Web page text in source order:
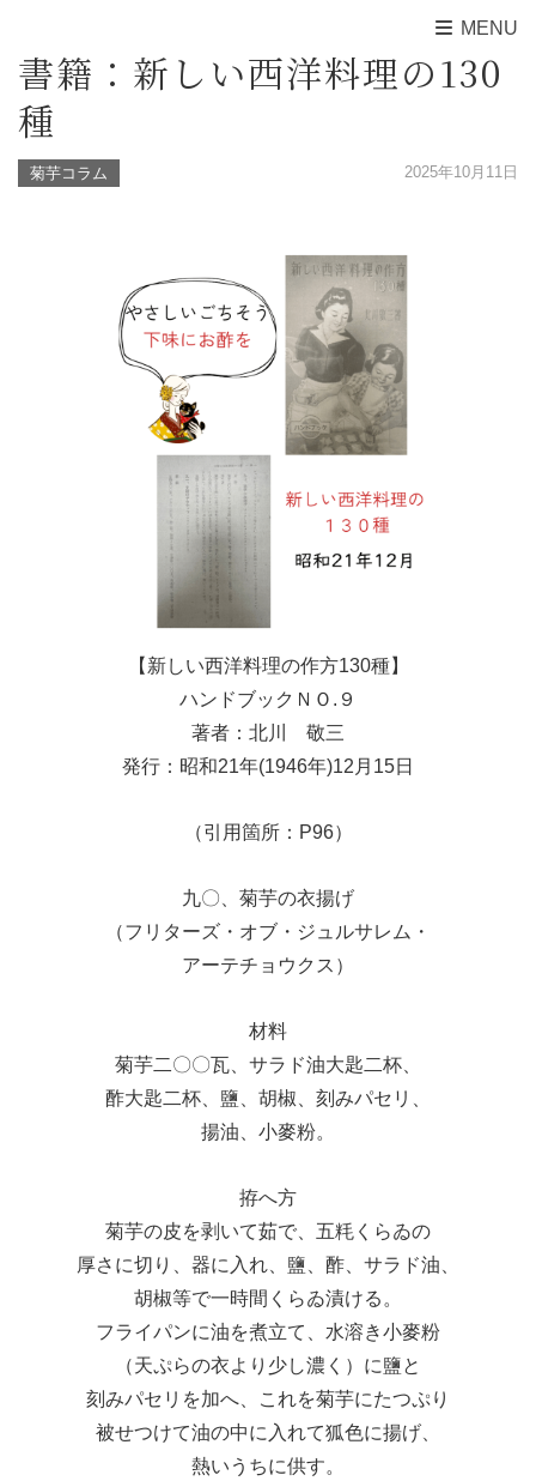
MENU
書籍：新しい西洋料理の130
種
菊芋コラム 2025年10月11日
【新しい西洋料理の作方130種】
ハンドブックＮＯ.９
著者：北川 敬三
発行：昭和21年(1946年)12月15日
（引用箇所：P96）
九〇、菊芋の衣揚げ
（フリターズ・オブ・ジュルサレム・
アーテチョウクス）
材料
菊芋二〇〇瓦、サラド油大匙二杯、
酢大匙二杯、鹽、胡椒、刻みパセリ、
揚油、小麥粉。
拵へ方
菊芋の皮を剥いて茹で、五粍くらゐの
厚さに切り、器に入れ、鹽、酢、サラド油、
胡椒等で一時間くらゐ漬ける。
フライパンに油を煮立て、水溶き小麥粉
（天ぷらの衣より少し濃く）に鹽と
刻みパセリを加へ、これを菊芋にたつぷり
被せつけて油の中に入れて狐色に揚げ、
熱いうちに供す。